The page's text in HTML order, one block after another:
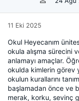
n
i
11 Eki 2025
Okul Heyecanım
okula alışma sürecini
anlamayı amaçlar.
okulda kimlerin görev
okulun kurallarını
başlamadan önce ve
merak, korku, sevinç